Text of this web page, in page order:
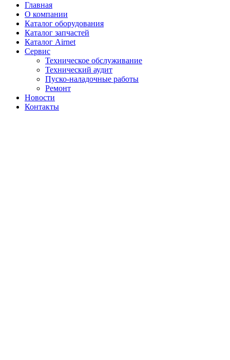
Главная
О компании
Каталог оборудования
Каталог запчастей
Каталог Airnet
Сервис
Техническое обслуживание
Технический аудит
Пуско-наладочные работы
Ремонт
Новости
Контакты